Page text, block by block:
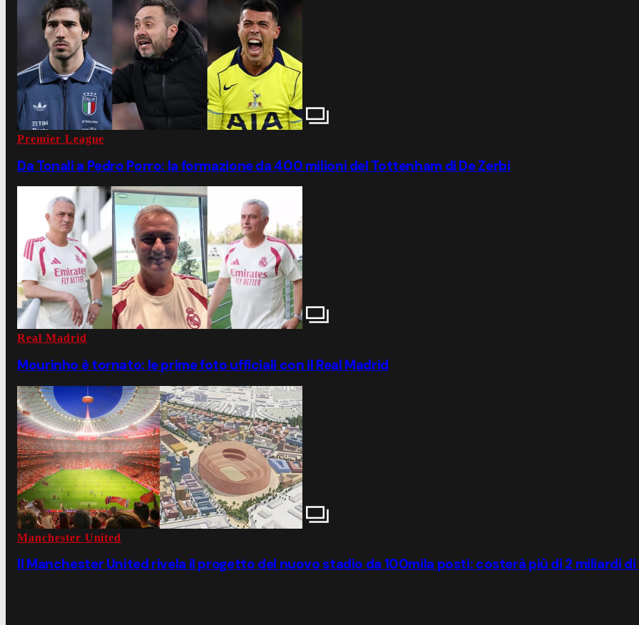
Premier League
Da Tonali a Pedro Porro: la formazione da 400 milioni del Tottenham di De Zerbi
Real Madrid
Mourinho è tornato: le prime foto ufficiali con il Real Madrid
Manchester United
Il Manchester United rivela il progetto del nuovo stadio da 100mila posti: costerà più di 2 miliardi